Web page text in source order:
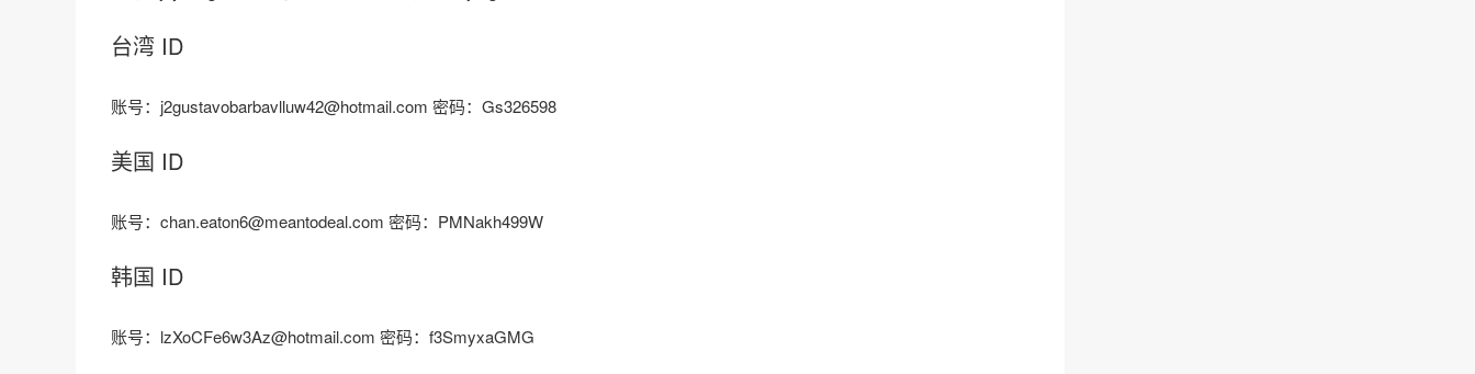
台湾 ID
账号：j2gustavobarbavlluw42@hotmail.com 密码：Gs326598
美国 ID
账号：chan.eaton6@meantodeal.com 密码：PMNakh499W
韩国 ID
账号：lzXoCFe6w3Az@hotmail.com 密码：f3SmyxaGMG